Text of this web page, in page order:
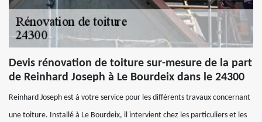
Devis rénovation de toiture sur-mesure de la part
de Reinhard Joseph à Le Bourdeix dans le 24300
Reinhard Joseph est à votre service pour les différents travaux concernant
une toiture. Installé à Le Bourdeix, il intervient chez les particuliers et les